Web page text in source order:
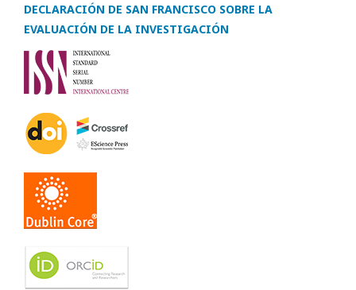
DECLARACIÓN DE SAN FRANCISCO SOBRE LA
EVALUACIÓN DE LA INVESTIGACIÓN